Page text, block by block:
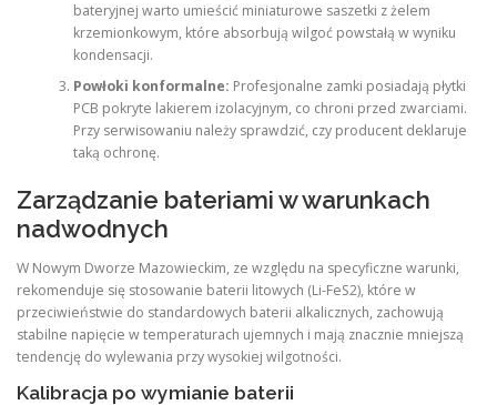
bateryjnej warto umieścić miniaturowe saszetki z żelem
krzemionkowym, które absorbują wilgoć powstałą w wyniku
kondensacji.
Powłoki konformalne: Profesjonalne zamki posiadają płytki
PCB pokryte lakierem izolacyjnym, co chroni przed zwarciami.
Przy serwisowaniu należy sprawdzić, czy producent deklaruje
taką ochronę.
Zarządzanie bateriami w warunkach
nadwodnych
W Nowym Dworze Mazowieckim, ze względu na specyficzne warunki,
rekomenduje się stosowanie baterii litowych (Li-FeS2), które w
przeciwieństwie do standardowych baterii alkalicznych, zachowują
stabilne napięcie w temperaturach ujemnych i mają znacznie mniejszą
tendencję do wylewania przy wysokiej wilgotności.
Kalibracja po wymianie baterii